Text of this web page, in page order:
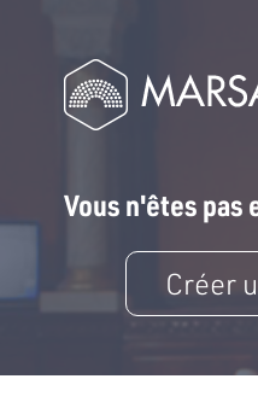
Vous n'êtes pas
Créer